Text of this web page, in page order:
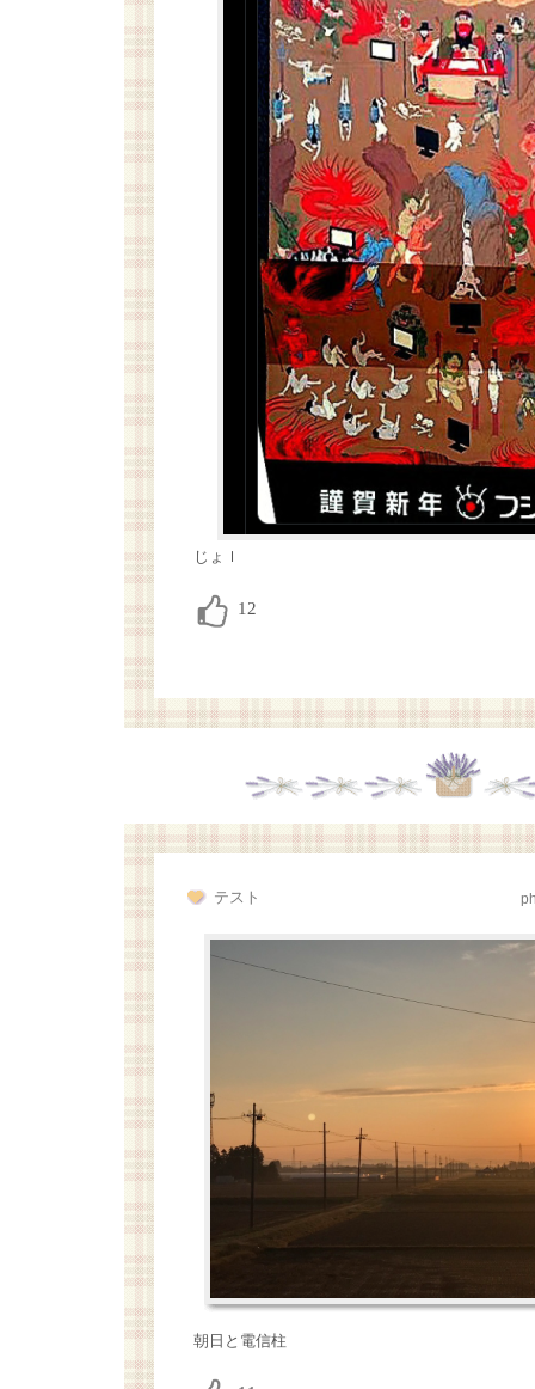
じょｌ
テスト
朝日と電信柱